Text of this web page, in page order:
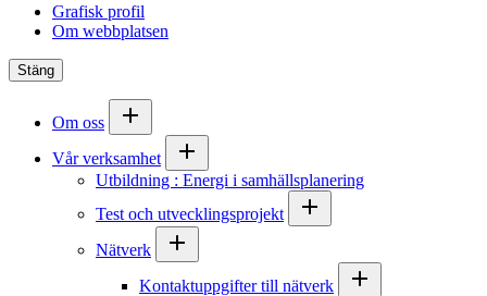
Grafisk profil
Om webbplatsen
Stäng
Om oss
Vår verksamhet
Utbildning : Energi i samhällsplanering
Test och utvecklingsprojekt
Nätverk
Kontaktuppgifter till nätverk